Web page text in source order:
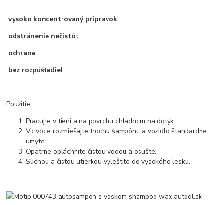
vysoko koncentrovaný prípravok
odstránenie nečistôt
ochrana
bez rozpúšťadiel
Použitie:
Pracujte v tieni a na povrchu chladnom na dotyk.
Vo vode rozmiešajte trochu šampónu a vozidlo štandardne
umyte.
Opatrne opláchnite čistou vodou a osušte.
Suchou a čistou utierkou vyleštite do vysokého lesku.